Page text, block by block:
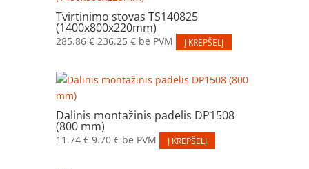
Tvirtinimo stovas TS140825
(1400x800x220mm)
285.86 € 236.25 €be PVM Į KREPŠELĮ
Dalinis montažinis padelis DP1508
(800 mm)
11.74 € 9.70 €be PVM Į KREPŠELĮ